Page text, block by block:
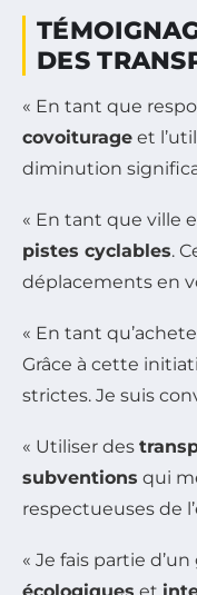
DES
« En tant que
covoiturage et
diminution
« En tant que ville
pistes cyclables.
déplacements en
« En tant
Grâce à cette
strictes. Je suis
« Utiliser des
subventions qui
respectueuses de
« Je fais partie
écologiques et